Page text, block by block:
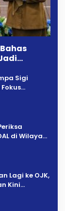
Sigi
di Wilayah
Lagi ke OJK,
Kini